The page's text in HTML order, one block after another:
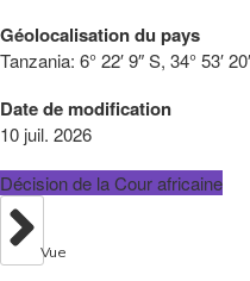
Géolocalisation du pays
Tanzania: 6° 22′ 9″ S, 34° 53′
Date de modification
10 juil. 2026
Décision de la Cour africaine
Vue